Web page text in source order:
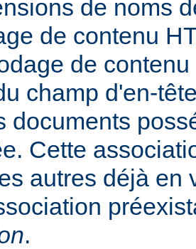
de noms
de contenu
de
champ d'en-
documents
Cette
autres déjà en
.